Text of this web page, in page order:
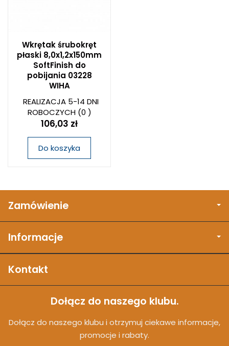
Wkrętak śrubokręt
płaski 8,0x1,2x150mm
SoftFinish do
pobijania 03228
WIHA
REALIZACJA 5-14 DNI
ROBOCZYCH(0 )
106,03 zł
Do koszyka
Zamówienie
Informacje
Kontakt
Dołącz do naszego klubu.
Dołącz do naszego klubu i otrzymuj ciekawe informacje,
promocje i rabaty.